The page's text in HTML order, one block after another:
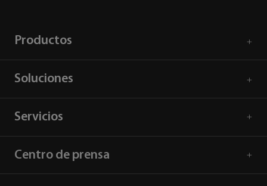
Productos
Soluciones
Servicios
Centro de prensa